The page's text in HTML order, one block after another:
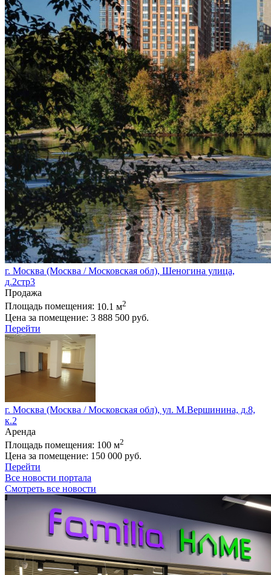
г. Москва (Москва / Московская обл), Шеногина улица,
д.2стр3
Продажа
Площадь помещения: 10.1 м2
Цена за помещение: 3 888 500 руб.
Перейти
г. Москва (Москва / Московская обл), ул. М.Вершинина, д.8,
к.2
Аренда
Площадь помещения: 100 м2
Цена за помещение: 150 000 руб.
Перейти
Все новости портала
Смотреть все новости